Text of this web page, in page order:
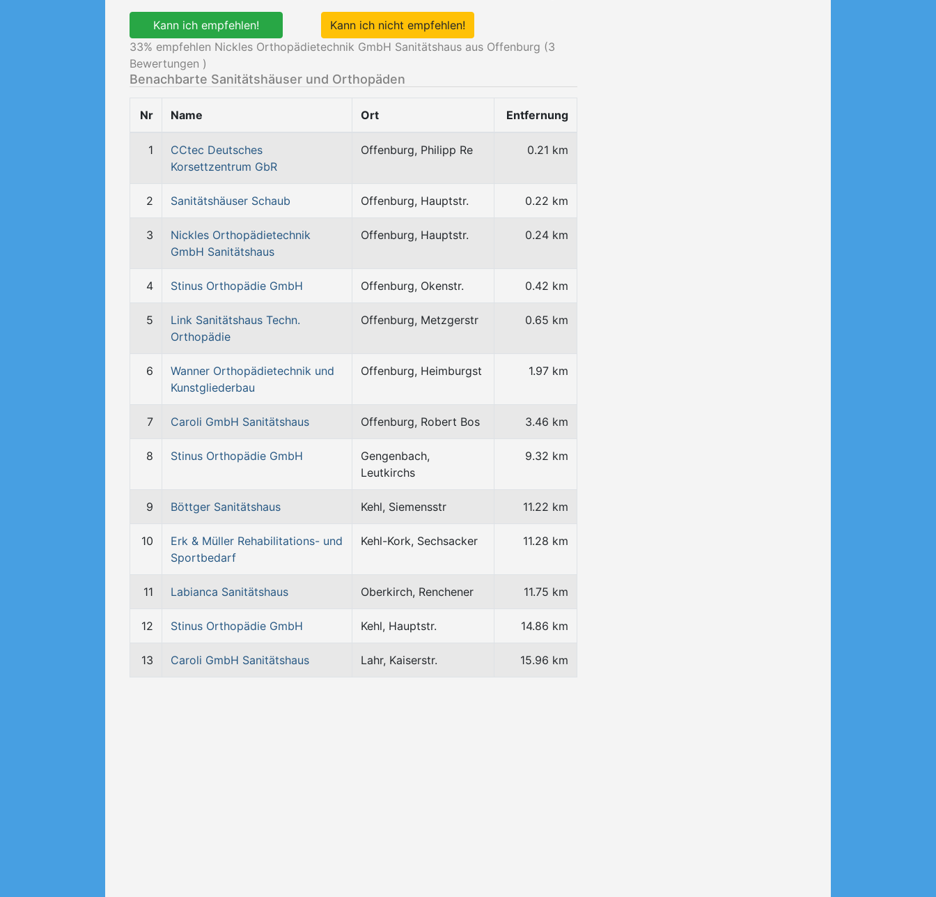
Kann ich empfehlen!
Kann ich nicht empfehlen!
33% empfehlen Nickles Orthopädietechnik GmbH Sanitätshaus aus Offenburg (3
Bewertungen )
Benachbarte Sanitätshäuser und Orthopäden
Nr Name Ort Entfernung
1
CCtec Deutsches
Korsettzentrum GbR
Offenburg, Philipp Re 0.21 km
2 Sanitätshäuser Schaub Offenburg, Hauptstr. 0.22 km
3
Nickles Orthopädietechnik
GmbH Sanitätshaus
Offenburg, Hauptstr. 0.24 km
4 Stinus Orthopädie GmbH Offenburg, Okenstr. 0.42 km
5
Link Sanitätshaus Techn.
Orthopädie
Offenburg, Metzgerstr 0.65 km
6
Wanner Orthopädietechnik und
Kunstgliederbau
Offenburg, Heimburgst 1.97 km
7 Caroli GmbH Sanitätshaus Offenburg, Robert Bos 3.46 km
8 Stinus Orthopädie GmbH
Gengenbach,
Leutkirchs
9.32 km
9 Böttger Sanitätshaus Kehl, Siemensstr 11.22 km
10
Erk & Müller Rehabilitations- und
Sportbedarf
Kehl-Kork, Sechsacker 11.28 km
11 Labianca Sanitätshaus Oberkirch, Renchener 11.75 km
12 Stinus Orthopädie GmbH Kehl, Hauptstr. 14.86 km
13 Caroli GmbH Sanitätshaus Lahr, Kaiserstr. 15.96 km